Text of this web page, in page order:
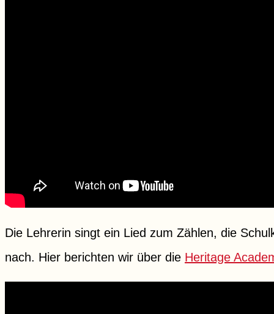
Die Lehrerin singt ein Lied zum Zählen, die
nach. Hier berichten wir über die Heritage